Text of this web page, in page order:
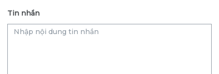
Tin nhắn